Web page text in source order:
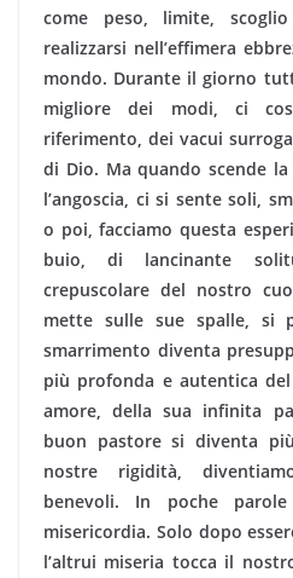
come peso, limite,
realizzarsi nell’effimera
mondo. Durante il giorno
migliore dei modi, ci
riferimento, dei vacui
di Dio. Ma quando scende
l’angoscia, ci si sente soli,
o poi, facciamo questa
buio, di lancinante
crepuscolare del nostro
mette sulle sue spalle, si
smarrimento diventa
più profonda e autentica
amore, della sua infinita
buon pastore si diventa
nostre rigidità,
benevoli. In poche
misericordia. Solo dopo
l’altrui miseria tocca il